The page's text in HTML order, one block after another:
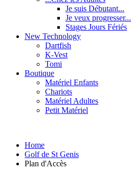
Je suis Débutant...
Je veux progresser...
Stages Jours Fériés
New Technology
Dartfish
K-Vest
Tomi
Boutique
Matériel Enfants
Chariots
Matériel Adultes
Petit Matériel
Home
Golf de St Genis
Plan d'Accès